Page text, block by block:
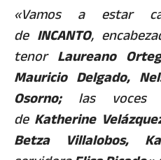
«Vamos a estar
de INCANTO,
tenor Laureano
Mauricio Delgado,
Osorno;las voces
deKatherine
Betza Villalobos,